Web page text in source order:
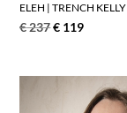
ELEH | TRENCH KELLY
€237€ 119